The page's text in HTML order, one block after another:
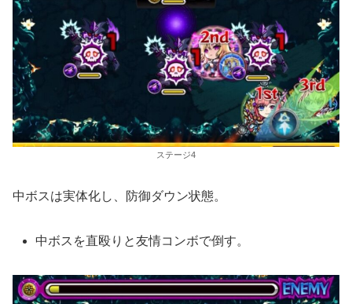
ステージ4
中ボスは実体化し、防御ダウン状態。
中ボスを直殴りと友情コンボで倒す。